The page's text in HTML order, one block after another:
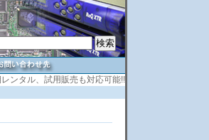
ンタル、試用販売も対応可能!!